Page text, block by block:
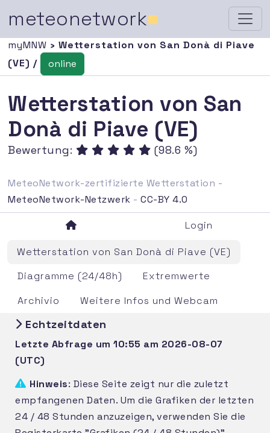
meteonetwork■
myMNW › Wetterstation von San Donà di Piave
(VE) /
online
Wetterstation von San
Donà di Piave (VE)
Bewertung: (98.6 %)
MeteoNetwork-zertifizierte Wetterstation -
MeteoNetwork-Netzwerk -CC-BY 4.0
Login
Wetterstation von San Donà di Piave (VE)
Diagramme (24/48h)
Extremwerte
Archivio
Weitere Infos und Webcam
Echtzeitdaten
Letzte Abfrage um 10:55 am 2026-08-07
(UTC)
Hinweis: Diese Seite zeigt nur die zuletzt
empfangenen Daten. Um die Grafiken der letzten
24 / 48 Stunden anzuzeigen, verwenden Sie die